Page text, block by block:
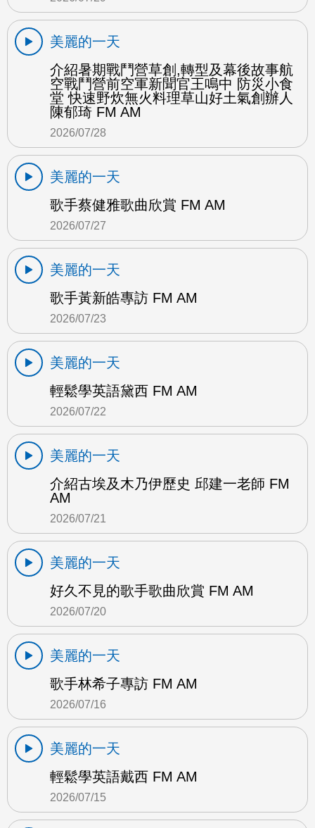
美麗的一天
介紹暑期戰鬥營草創,轉型及幕後故事航
空戰鬥營前空軍新聞官王鳴中 防災小食
堂 快速野炊無火料理草山好土氣創辦人
陳郁琦 FM AM
2026/07/28
美麗的一天
歌手蔡健雅歌曲欣賞 FM AM
2026/07/27
美麗的一天
歌手黃新皓專訪 FM AM
2026/07/23
美麗的一天
輕鬆學英語黛西 FM AM
2026/07/22
美麗的一天
介紹古埃及木乃伊歷史 邱建一老師 FM
AM
2026/07/21
美麗的一天
好久不見的歌手歌曲欣賞 FM AM
2026/07/20
美麗的一天
歌手林希子專訪 FM AM
2026/07/16
美麗的一天
輕鬆學英語戴西 FM AM
2026/07/15